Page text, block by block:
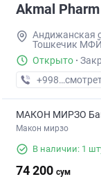
Akmal Pharm
Андижанская
Тошкечик
Открыто ·
+998 (88) XXX-
МАКОН МИРЗО
Макон мирзо
В наличии: 1
74 200 сум